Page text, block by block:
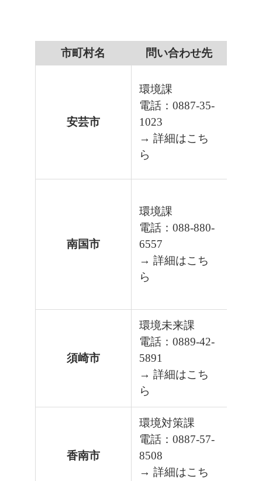
市町村名 問い合わせ先
安芸市
環境課
電話：0887-35-
1023
→ 詳細はこち
ら
南国市
環境課
電話：088-880-
6557
→ 詳細はこち
ら
須崎市
環境未来課
電話：0889-42-
5891
→ 詳細はこち
ら
香南市
環境対策課
電話：0887-57-
8508
→ 詳細はこち